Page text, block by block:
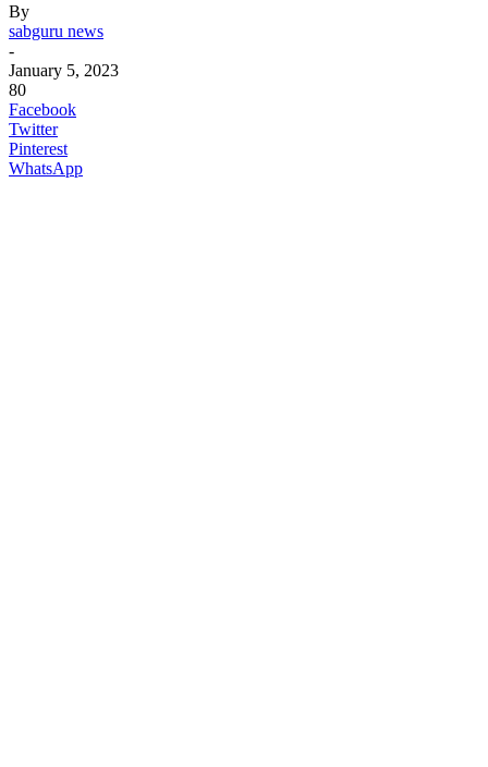
By
sabguru news
-
January 5, 2023
80
Facebook
Twitter
Pinterest
WhatsApp